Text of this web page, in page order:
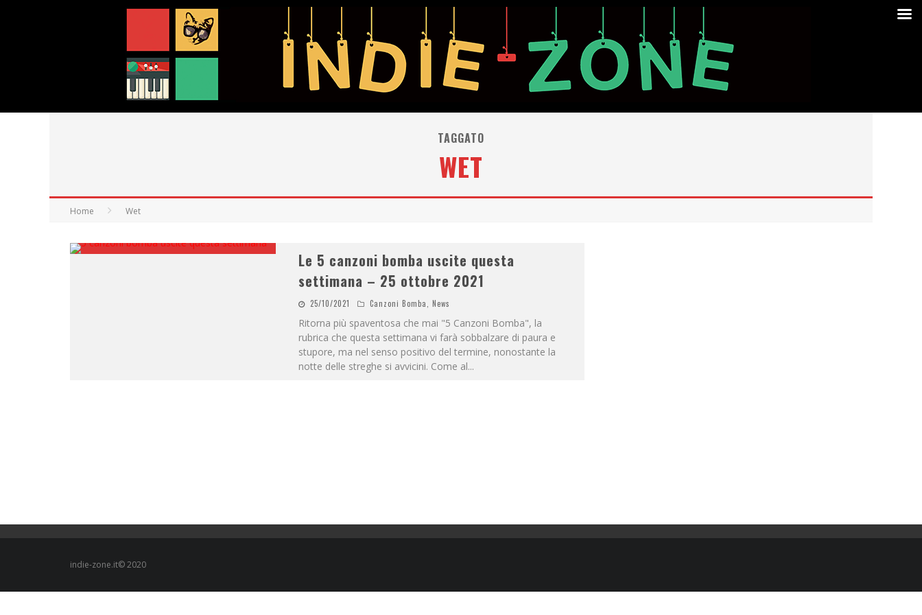
TAGGATO
WET
Home Wet
Le 5 canzoni bomba uscite questa
settimana – 25 ottobre 2021
25/10/2021 Canzoni Bomba News
Ritorna più spaventosa che mai "5 Canzoni Bomba", la
rubrica che questa settimana vi farà sobbalzare di paura e
stupore, ma nel senso positivo del termine, nonostante la
notte delle streghe si avvicini. Come al...
indie-zone.it© 2020